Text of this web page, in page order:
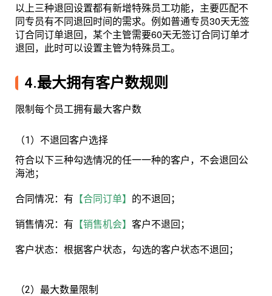
以上三种退回设置都有新增特殊员工功能，主要匹配不
同专员有不同退回时间的需求。例如普通专员30天无签
订合同订单退回，某个主管需要60天无签订合同订单才
退回，此时可以设置主管为特殊员工。
4.最大拥有客户数规则
限制每个员工拥有最大客户数
（1）不退回客户选择
符合以下三种勾选情况的任一一种的客户，不会退回公
海池；
合同情况：有 【合同订单】 的不退回；
销售情况：有 【销售机会】 客户不退回；
客户状态：根据客户状态，勾选的客户状态不退回；
（2）最大数量限制